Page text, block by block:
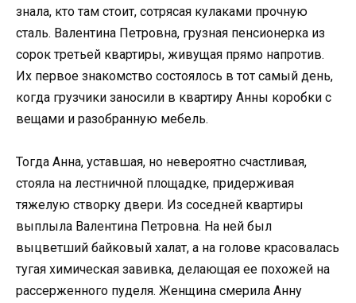
знала, кто там стоит, сотрясая кулаками прочную
сталь. Валентина Петровна, грузная пенсионерка из
сорок третьей квартиры, живущая прямо напротив.
Их первое знакомство состоялось в тот самый день,
когда грузчики заносили в квартиру Анны коробки с
вещами и разобранную мебель.
Тогда Анна, уставшая, но невероятно счастливая,
стояла на лестничной площадке, придерживая
тяжелую створку двери. Из соседней квартиры
выплыла Валентина Петровна. На ней был
выцветший байковый халат, а на голове красовалась
тугая химическая завивка, делающая ее похожей на
рассерженного пуделя. Женщина смерила Анну